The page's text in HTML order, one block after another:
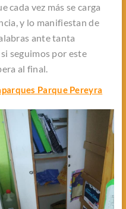
cada vez más se carga
y lo manifiestan de
ante tanta
seguimos por este
al final.
Parque Pereyra